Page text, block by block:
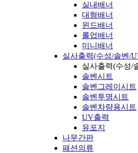
실내배너
대형배너
윈드배너
롤업배너
미니배너
실사출력(수성/솔벤/
실사출력(수성/
솔벤시트
솔벤그레이시트
솔벤투명시트
솔벤차량용시트
UV출력
유포지
나무간판
패션의류